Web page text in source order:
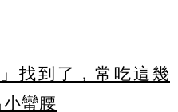
找到了，常吃這幾
蠻腰